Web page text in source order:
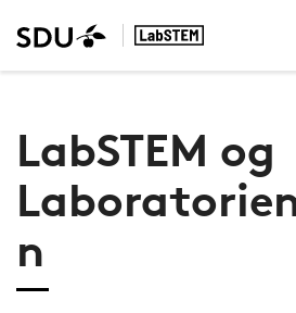
LabSTEM og
n